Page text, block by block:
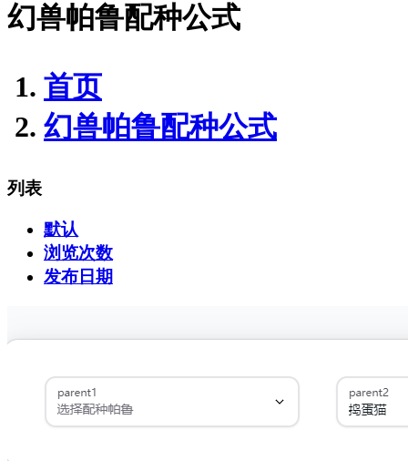
幻兽帕鲁配种公式
首页
幻兽帕鲁配种公式
列表
默认
浏览次数
发布日期